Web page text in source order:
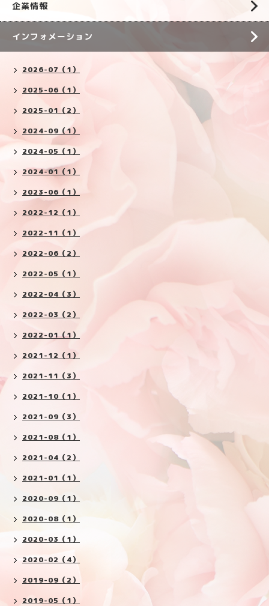
企業情報
インフォメーション
2026-07（1）
2025-06（1）
2025-01（2）
2024-09（1）
2024-05（1）
2024-01（1）
2023-06（1）
2022-12（1）
2022-11（1）
2022-06（2）
2022-05（1）
2022-04（3）
2022-03（2）
2022-01（1）
2021-12（1）
2021-11（3）
2021-10（1）
2021-09（3）
2021-08（1）
2021-04（2）
2021-01（1）
2020-09（1）
2020-08（1）
2020-03（1）
2020-02（4）
2019-09（2）
2019-05（1）